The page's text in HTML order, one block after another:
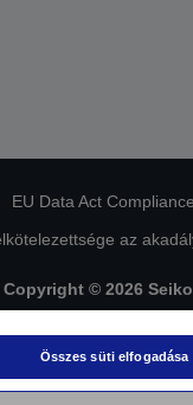
EU Data Act Compliance
az
Copyright © 2026
Összes süti elfogadása